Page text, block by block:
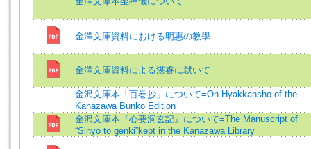
金澤文庫資料における明惠の教學
金澤文庫資料による湛睿に就いて
金沢文庫本「百巻抄」について=On Hyakkansho of the
Kanazawa Bunko Edition
金沢文庫本『心要洞玄記』について=The Manuscript of
“Sinyo to genki”kept in the Kanazawa Library